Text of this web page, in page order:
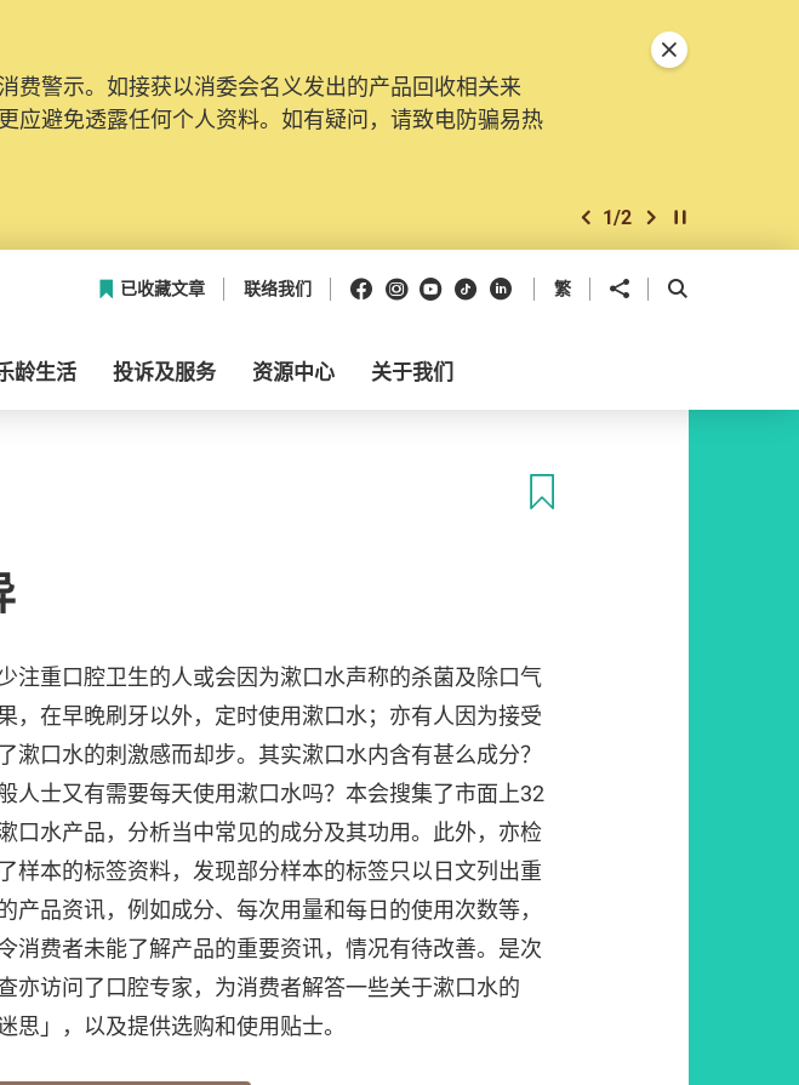
费警示。如接获以消委会名义发出的产品回收相关来
应避免透露任何个人资料。如有疑问，请致电防骗易热
上一个
1/2 下一个开始/暂停幻灯
关闭特別通告
已收藏文章 联络我们 Facebook
Instagram
Youtube
抖音领英 繁 分享到 开启搜寻框
龄生活 投诉及服务 资源中心 关于我们
注重口腔卫生的人或会因为漱口水声称的杀菌及除口气
，在早晚刷牙以外，定时使用漱口水；亦有人因为接受
漱口水的刺激感而却步。其实漱口水内含有甚么成分？
人士又有需要每天使用漱口水吗？本会搜集了市面上32
口水产品，分析当中常见的成分及其功用。此外，亦检
样本的标签资料，发现部分样本的标签只以日文列出重
产品资讯，例如成分、每次用量和每日的使用次数等，
消费者未能了解产品的重要资讯，情况有待改善。是次
亦访问了口腔专家，为消费者解答一些关于漱口水的
迷思」，以及提供选购和使用贴士。